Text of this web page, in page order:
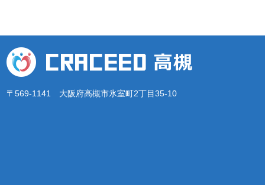
〒569-1141 大阪府高槻市氷室町2丁目35-10